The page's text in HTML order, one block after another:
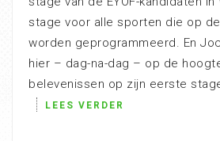
stage voor alle sporten die op
worden geprogrammeerd. En
hier – dag-na-dag – op de
belevenissen op zijn eerste
LEES VERDER